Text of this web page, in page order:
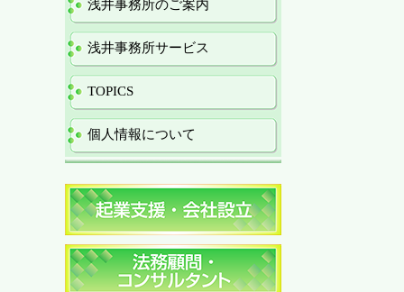
浅井事務所のご案内
浅井事務所サービス
TOPICS
個人情報について